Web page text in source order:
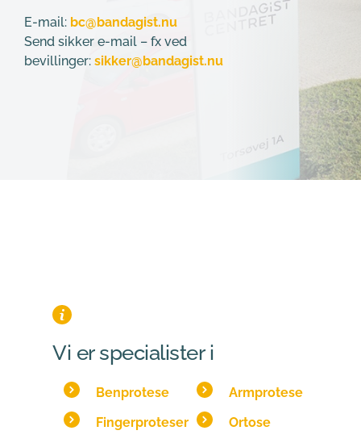
E-mail: bc@bandagist.nu
Send sikker e-mail – fx ved
bevillinger: sikker@bandagist.nu
Vi er specialister i
Benprotese
Armprotese
Fingerproteser
Ortose